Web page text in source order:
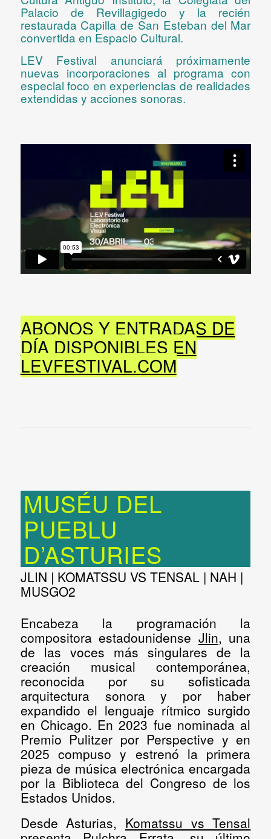
Palacio de Revillagigedo y la recién
restaurada Capilla de San Esteban del Mar
convertida en Espacio Cultural.
LEV Festival anunciará próximamente
nuevas incorporaciones al programa con
especial foco en experiencias de realidades
extendidas y acciones sonoras.
ABONOS Y ENTRADAS DE
DÍA DISPONIBLES EN
LEVFESTIVAL.COM
MUSÉU DEL
PUEBLU
D’ASTURIES
JLIN | KOMATSSU VS TENSAL | NAH |
MUSGO2
Encabeza la programación la
compositora estadounidense Jlin, una
de las voces más singulares de la
creación musical contemporánea,
reconocida por su sofisticada
arquitectura sonora y por haber
expandido el lenguaje rítmico surgido
en Chicago. En 2023 fue nominada al
Premio Pulitzer por Perspective y en
2025 compuso y estrenó la primera
pieza de música electrónica encargada
por la Biblioteca del Congreso de los
Estados Unidos.
Desde Asturias, Komatssu vs Tensal